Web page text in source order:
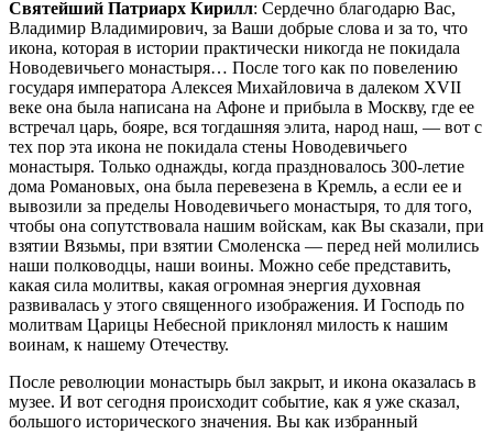
Святейший Патриарх Кирилл: Сердечно благодарю Вас,
Владимир Владимирович, за Ваши добрые слова и за то, что
икона, которая в истории практически никогда не покидала
Новодевичьего монастыря… После того как по повелению
государя императора Алексея Михайловича в далеком XVII
веке она была написана на Афоне и прибыла в Москву, где ее
встречал царь, бояре, вся тогдашняя элита, народ наш, — вот с
тех пор эта икона не покидала стены Новодевичьего
монастыря. Только однажды, когда праздновалось 300-летие
дома Романовых, она была перевезена в Кремль, а если ее и
вывозили за пределы Новодевичьего монастыря, то для того,
чтобы она сопутствовала нашим войскам, как Вы сказали, при
взятии Вязьмы, при взятии Смоленска — перед ней молились
наши полководцы, наши воины. Можно себе представить,
какая сила молитвы, какая огромная энергия духовная
развивалась у этого священного изображения. И Господь по
молитвам Царицы Небесной приклонял милость к нашим
воинам, к нашему Отечеству.
После революции монастырь был закрыт, и икона оказалась в
музее. И вот сегодня происходит событие, как я уже сказал,
большого исторического значения. Вы как избранный